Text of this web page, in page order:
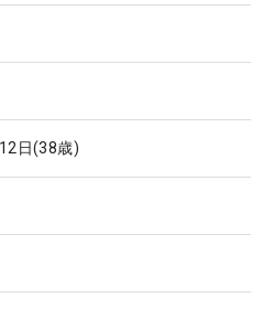
日(38歳)